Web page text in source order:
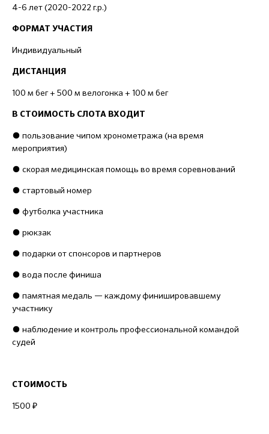
4-6 лет (2020-2022 г.р.)
ФОРМАТ УЧАСТИЯ
Индивидуальный
ДИСТАНЦИЯ
100 м бег + 500 м велогонка + 100 м бег
В СТОИМОСТЬ СЛОТА ВХОДИТ
● пользование чипом хронометража (на время
мероприятия)
● скорая медицинская помощь во время соревнований
● стартовый номер
● футболка участника
● рюкзак
● подарки от спонсоров и партнеров
● вода после финиша
● памятная медаль — каждому финишировавшему
участнику
● наблюдение и контроль профессиональной командой
судей
СТОИМОСТЬ
1500 ₽